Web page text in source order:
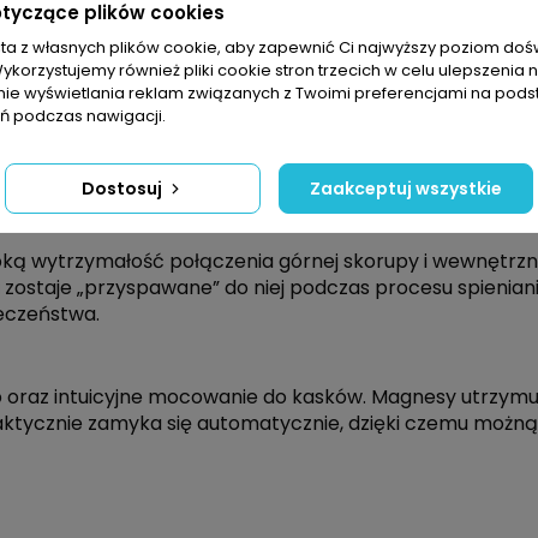
sytuacji.
absorpcję uderzenia w przypadku upadku.
ostrego kąta uderzenia. Siły rotacyjne działające
Mips® Brain-Protection-System umożliwia
mogą dzięki temu być skuteczne zredukowane.
wytrzymałość połączenia górnej skorupy i
„przyspawane” do niej podczas procesu
intuicyjne mocowanie do kasków. Magnesy
zamyka się automatycznie, dzięki czemu
plików cookies
z własnych plików cookie, aby zapewnić Ci najwyższy poziom
również pliki cookie stron trzecich w celu ulepszenia
wyświetlania reklam związanych z Twoimi preferencjami na
podczas nawigacji.
Dostosuj Zaakceptuj wszystkie